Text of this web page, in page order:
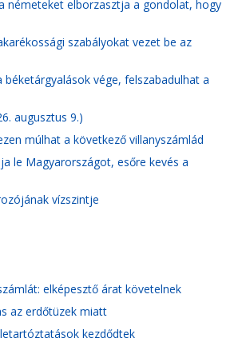
németeket elborzasztja a gondolat, hogy
szabályokat vezet be az
vége, felszabadulhat a
augusztus 9.)
múlhat a következő villanyszámlád
le Magyarországot, esőre kevés a
vízszintje
elképesztő árat követelnek
az erdőtüzek miatt
kezdődtek